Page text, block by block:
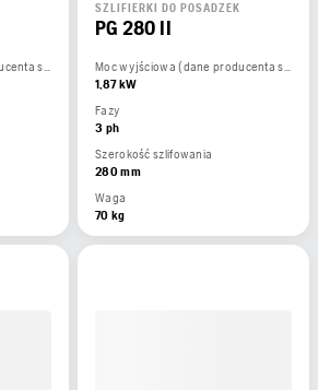
Moc wyjściowa (dane producenta silnika)
SZLIFIERKI DO POSADZEK
PG 280 II
Moc wyjściowa (dane producenta silnika)
1,87 kW
Fazy
3 ph
Szerokość szlifowania
280 mm
Waga
70 kg